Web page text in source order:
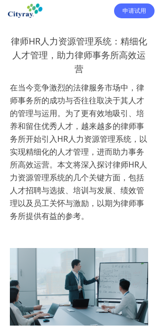
申请试用
律师HR人力资源管理系统：精细化
人才管理，助力律师事务所高效运
营
在当今竞争激烈的法律服务市场中，律
师事务所的成功与否往往取决于其人才
的管理与运用。为了更有效地吸引、培
养和留住优秀人才，越来越多的律师事
务所开始引入HR人力资源管理系统，以
实现精细化的人才管理，进而助力事务
所高效运营。本文将深入探讨律师HR人
力资源管理系统的几个关键方面，包括
人才招聘与选拔、培训与发展、绩效管
理以及员工关怀与激励，以期为律师事
务所提供有益的参考。